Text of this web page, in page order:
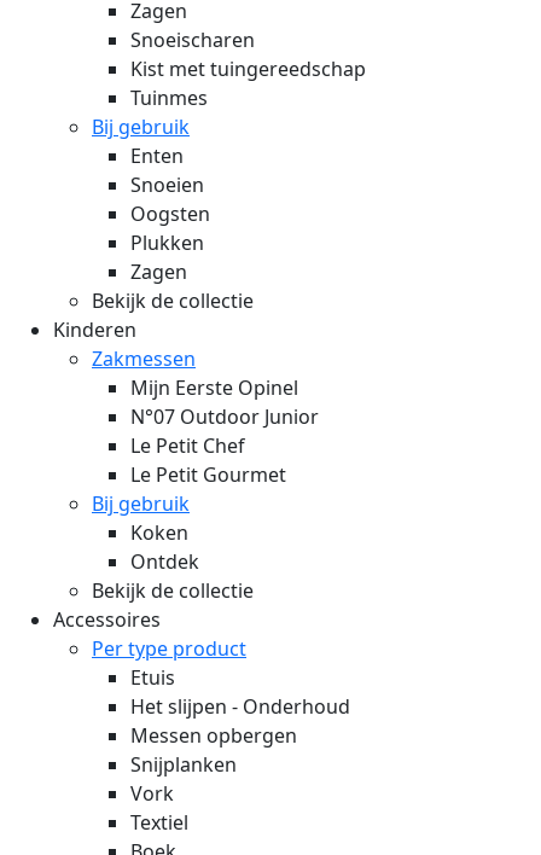
Zagen
Snoeischaren
Kist met tuingereedschap
Tuinmes
Bij gebruik
Enten
Snoeien
Oogsten
Plukken
Zagen
Bekijk de collectie
Kinderen
Zakmessen
Mijn Eerste Opinel
N°07 Outdoor Junior
Le Petit Chef
Le Petit Gourmet
Bij gebruik
Koken
Ontdek
Bekijk de collectie
Accessoires
Per type product
Etuis
Het slijpen - Onderhoud
Messen opbergen
Snijplanken
Vork
Textiel